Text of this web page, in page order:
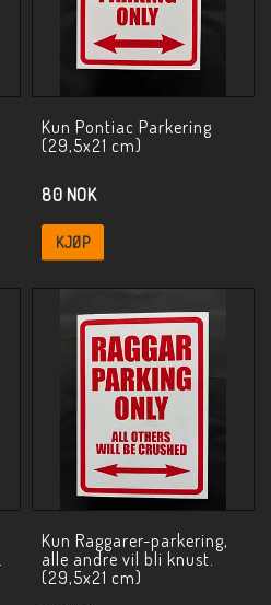
Kun Pontiac Parkering
(29,5x21 cm)
80 NOK
KJØP
Kun Raggarer-parkering,
alle andre vil bli knust.
(29,5x21 cm)